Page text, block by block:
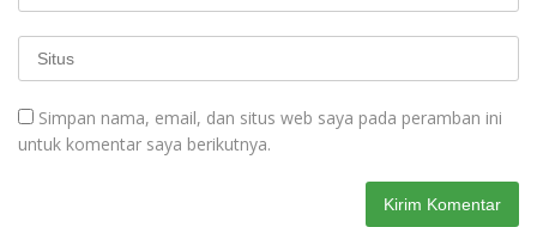
Simpan nama, email, dan situs web saya pada peramban ini
untuk komentar saya berikutnya.